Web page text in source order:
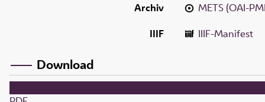
Archiv
METS (OAI-
IIIF
IIIF-Manifest
Download